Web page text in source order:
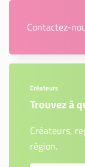
Contactez-
Créateurs
Trouvez à
Créateurs,
région.